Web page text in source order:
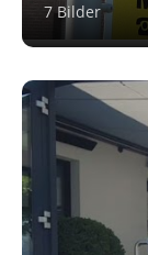
7 Bilder